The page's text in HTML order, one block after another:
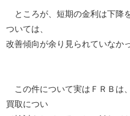
ところが、短期の金利は下降
ついては、
改善傾向が余り見られていなかっ
この件について実はＦＲＢは
買取につい